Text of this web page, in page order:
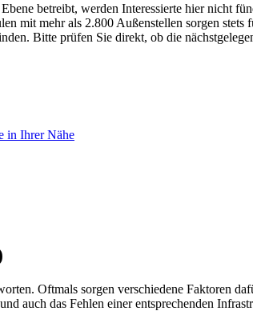
betreibt, werden Interessierte hier nicht
mit mehr als 2.800 Außenstellen sorgen
Bitte prüfen Sie direkt, ob die
in Ihrer Nähe
Oftmals sorgen verschiedene Faktoren
auch das Fehlen einer entsprechenden